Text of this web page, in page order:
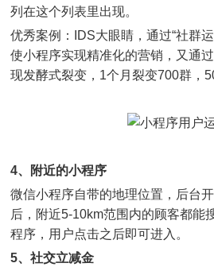
列在这个列表里出现。
优秀案例：IDS大眼睛，通过“社群
使小程序实现精准化的营销，又通
现发酵式裂变，1个月裂变700群，
4、附近的小程序
微信小程序自带的地理位置，后台
后，附近5-10km范围内的顾客都能
程序，用户点击之后即可进入。
5、社交立减金